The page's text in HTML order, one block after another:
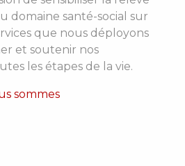
domaine santé-social sur
que nous déployons
et soutenir nos
les étapes de la vie.
sommes